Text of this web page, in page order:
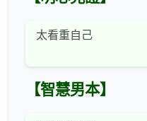
太看重自己
【智慧男本】